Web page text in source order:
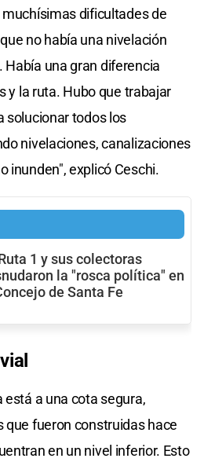
dificultades de
no había una nivelación
una gran diferencia
y la ruta. Hubo que trabajar
solucionar todos los
nivelaciones, canalizaciones
inunden", explicó Ceschi.
1 y sus colectoras
la "rosca política" en
de Santa Fe
a una cota segura,
que fueron construidas hace
en un nivel inferior. Esto